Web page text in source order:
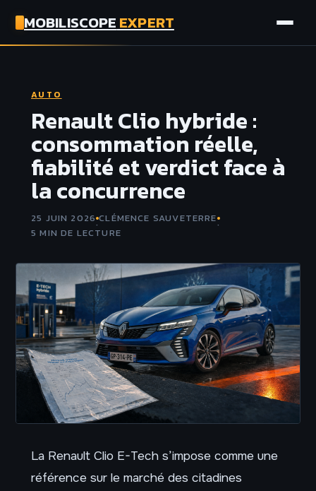
MOBILISCOPEEXPERT
ASSURANCE
TECH
AUTO
Renault Clio hybride :
consommation réelle,
fiabilité et verdict face à
la concurrence
25 JUIN 2026·CLÉMENCE SAUVETERRE·
5 MIN DE LECTURE
La Renault Clio E-Tech s’impose comme une
référence sur le marché des citadines